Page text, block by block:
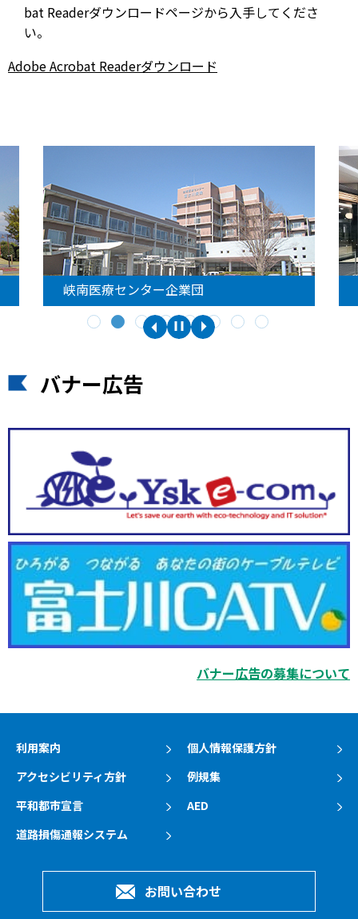
bat Readerダウンロードページから入手してくださ
い。
Adobe Acrobat Readerダウンロード
峡南医療センター企業団
バナー広告
バナー広告の募集について
利用案内
個人情報保護方針
アクセシビリティ方針
例規集
平和都市宣言
AED
道路損傷通報システム
お問い合わせ